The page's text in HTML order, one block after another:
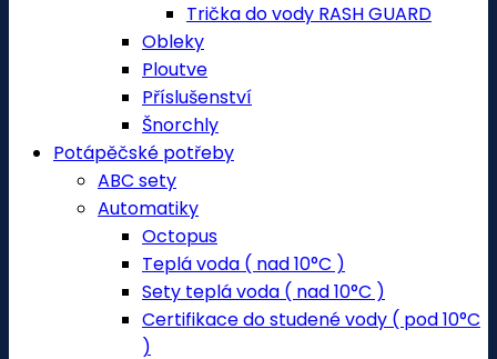
Trička do vody RASH GUARD
Obleky
Ploutve
Příslušenství
Šnorchly
Potápěčské potřeby
ABC sety
Automatiky
Octopus
Teplá voda ( nad 10°C )
Sety teplá voda ( nad 10°C )
Certifikace do studené vody ( pod 10°C
)